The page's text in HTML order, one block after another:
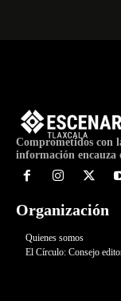
Comprometidos con
información encauza
Organización
Quienes somos
El Círculo: Consejo